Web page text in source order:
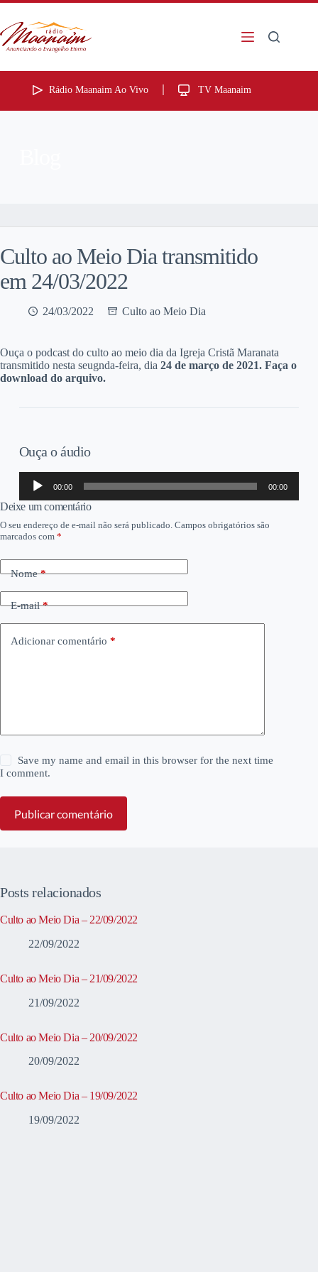
Rádio Maanaim Ao Vivo TV Maanaim
Culto ao Meio Dia transmitido
em 24/03/2022
24/03/2022 Culto ao Meio Dia
Ouça o podcast do culto ao meio dia da Igreja Cristã Maranata
transmitido nesta seugnda-feira, dia 24 de março de 2021. Faça o
download do arquivo.
Ouça o áudio
Tocador
áudio
00:00 00:00
Deixe um comentário
O seu endereço de e-mail não será publicado. Campos obrigatórios são
marcados com *
Nome*
E-mail*
Adicionar comentário *
Save my name and email in this browser for the next time
I comment.
Publicar comentário
Posts relacionados
Culto ao Meio Dia – 22/09/2022
22/09/2022
Culto ao Meio Dia – 21/09/2022
21/09/2022
Culto ao Meio Dia – 20/09/2022
20/09/2022
Culto ao Meio Dia – 19/09/2022
19/09/2022